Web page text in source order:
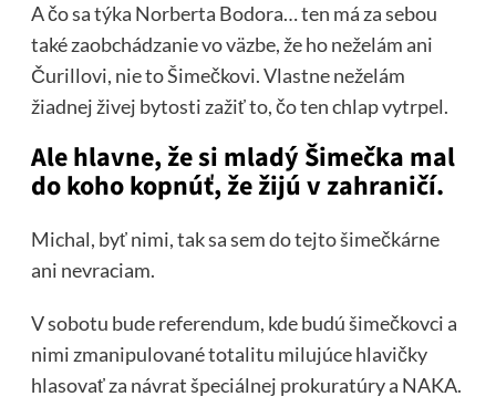
A čo sa týka Norberta Bodora… ten má za sebou
také zaobchádzanie vo väzbe, že ho neželám ani
Čurillovi, nie to Šimečkovi. Vlastne neželám
žiadnej živej bytosti zažiť to, čo ten chlap vytrpel.
Ale hlavne, že si mladý Šimečka mal
do koho kopnúť, že žijú v zahraničí.
Michal, byť nimi, tak sa sem do tejto šimečkárne
ani nevraciam.
V sobotu bude referendum, kde budú šimečkovci a
nimi zmanipulované totalitu milujúce hlavičky
hlasovať za návrat špeciálnej prokuratúry a NAKA.